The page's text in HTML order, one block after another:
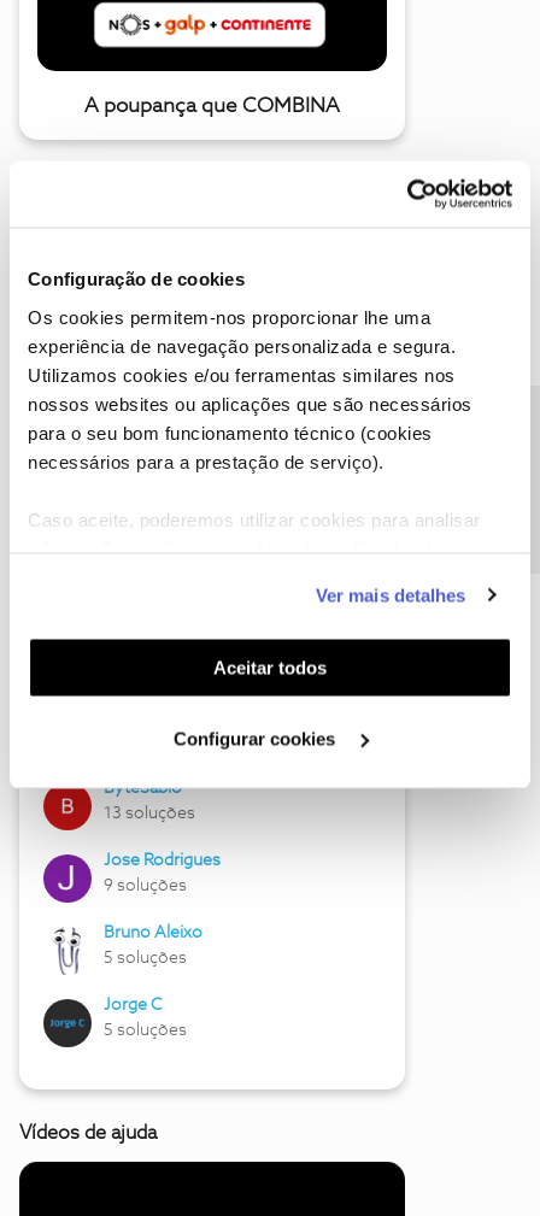
Configuração de cookies
Os cookies permitem-nos proporcionar lhe uma
experiência de navegação personalizada e segura.
Utilizamos cookies e/ou ferramentas similares nos
nossos websites ou aplicações que são necessários
para o seu bom funcionamento técnico (cookies
necessários para a prestação de serviço).
Caso aceite, poderemos utilizar cookies para analisar
funcionalidades (cookies de personalização e
funcionalidade) e adaptar anúncios aos seus interesses
(cookies de publicidade personalizada). Pode gerir a
utilização dos cookies clicando em "Configurar
Ver mais detalhes
Aceitar todos
Configurar cookies
A poupança que COMBINA
Descubra as novidades de julho
Hall of Fame de julho
17 soluções
ByteSábio
13 soluções
Jose Rodrigues
9 soluções
Bruno Aleixo
5 soluções
Jorge C
5 soluções
Vídeos de ajuda